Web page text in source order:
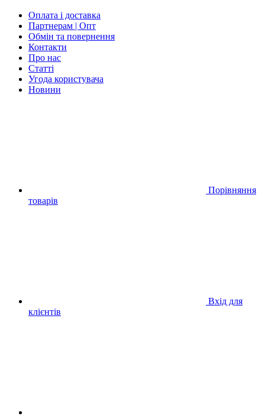
Оплата і доставка
Партнерам | Опт
Обмін та повернення
Контакти
Про нас
Статті
Угода користувача
Новини
Порівняння
товарів
Вхід для
клієнтів